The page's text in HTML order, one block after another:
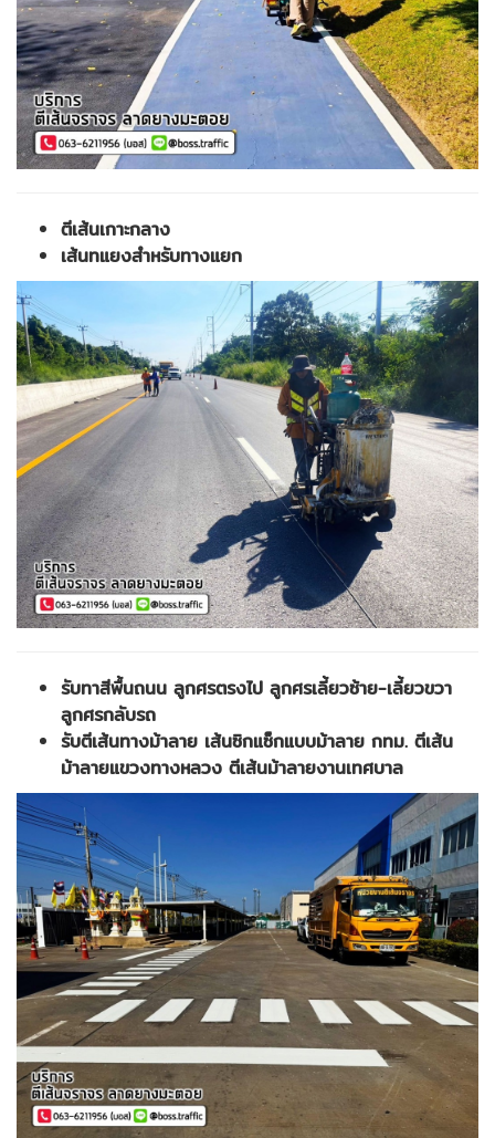
ตีเส้นเกาะกลาง
เส้นทแยงสำหรับทางแยก
รับทาสีพื้นถนน ลูกศรตรงไป ลูกศรเลี้ยวซ้าย-เลี้ยวขวา
ลูกศรกลับรถ
รับตีเส้นทางม้าลาย เส้นซิกแซ็กแบบม้าลาย กทม. ตีเส้น
ม้าลายแขวงทางหลวง ตีเส้นม้าลายงานเทศบาล